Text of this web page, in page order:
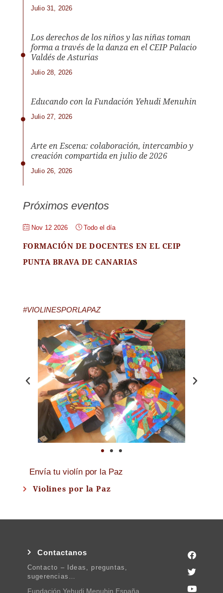
Julio 31, 2026
Los derechos de los niños y las niñas toman
forma a través de la danza en el CEIP Palacio
Valdés de Asturias
Julio 28, 2026
Educando con la Fundación Yehudi Menuhin
Julio 27, 2026
Arte en Escena: colaboración, intercambio y
creación compartida en julio de 2026
Julio 26, 2026
Próximos eventos
Nov 12 2026 Todo el día
FORMACIÓN DE DOCENTES EN EL CEIP
PUNTA BRAVA DE CANARIAS
#VIOLINESPORLAPAZ
Envía tu violín por la Paz
Violines por la Paz
Contactanos
Contacto – Ideas, preguntas,
sugerencias…
Fundación Yehudi Menuhin España